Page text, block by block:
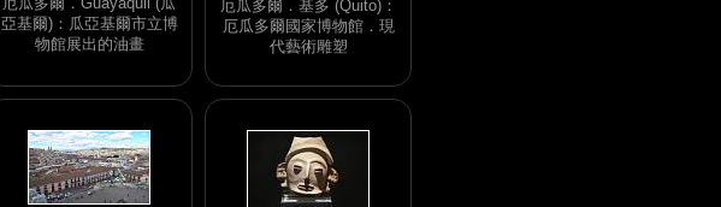
亞基爾)：瓜亞基爾市立博
物館展出的油畫
厄瓜多爾．基多 (Quito)：
厄瓜多爾國家博物館．現
代藝術雕塑